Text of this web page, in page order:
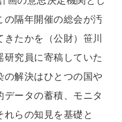
の隔年開催の総会が汚
たかを（公財）笹川
究員に寄稿していた
の解決はひとつの国や
ータの蓄積、モニタ
らの知見を基礎と